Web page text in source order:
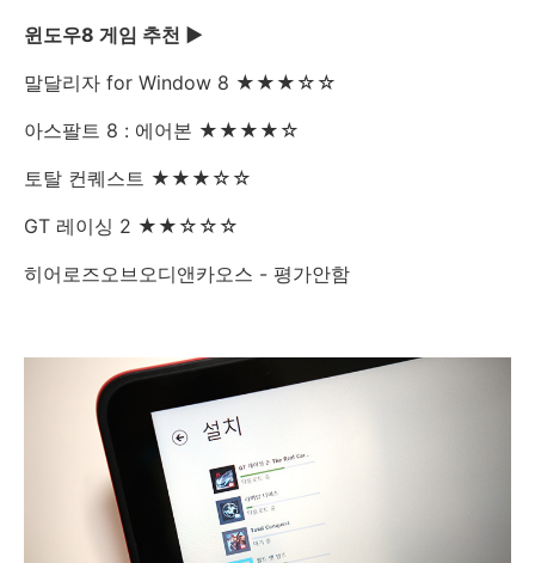
윈도우8 게임 추천 ▶
말달리자 for Window 8 ★★★☆☆
아스팔트 8 : 에어본 ★★★★☆
토탈 컨퀘스트 ★★★☆☆
GT 레이싱 2 ★★☆☆☆
히어로즈오브오디앤카오스 - 평가안함